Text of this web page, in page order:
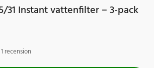
31 Instant vattenfilter – 3-pack
1 recension